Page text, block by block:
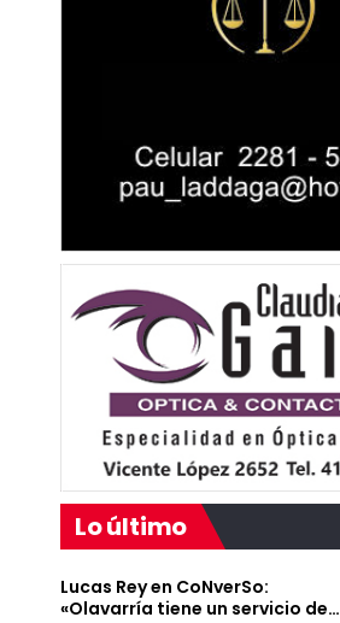
Lo último
Lucas Rey en CoNverSo:
«Olavarría tiene un servicio de…